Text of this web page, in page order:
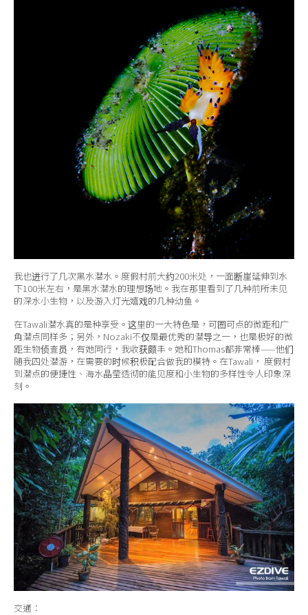
我也进行了几次黑水潜水。度假村前大约200米处，一面断崖延伸到水
下100米左右，是黑水潜水的理想场地。我在那里看到了几种前所未见
的深水小生物，以及游入灯光嬉戏的几种幼鱼。
在Tawali潜水真的是种享受。这里的一大特色是，可圈可点的微距和广
角潜点同样多；另外，Nozaki不仅是最优秀的潜导之一，也是极好的微
距生物侦查员，有她同行，我收获颇丰。她和Thomas都非常棒——他们
随我四处潜游，在需要的时候积极配合做我的模特。在Tawali， 度假村
到潜点的便捷性、海水晶莹透彻的能见度和小生物的多样性令人印象深
刻。
交通：